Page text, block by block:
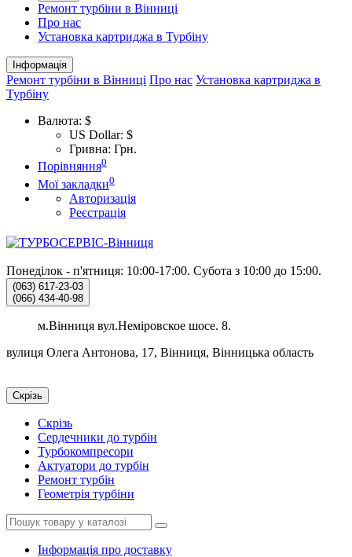
Ремонт турбіни в Вінниці
Про нас
Установка картриджа в Турбіну
Інформація
Ремонт турбіни в Вінниці Про нас Установка картриджа в
Турбіну
Валюта: $
US Dollar: $
Гривна: Грн.
Порівняння0
Мої закладки0
Авторизація
Реєстрація
Понеділок - п'ятниця: 10:00-17:00. Субота з 10:00 до 15:00.
(063) 617-23-03
(066) 434-40-98
м.Вінниця вул.Неміровское шосе. 8.
вулиця Олега Антонова, 17, Вінниця, Вінницька область
Скрізь
Скрізь
Сердечники до турбін
Турбокомпресори
Актуатори до турбін
Ремонт турбін
Геометрія турбіни
Інформація про доставку